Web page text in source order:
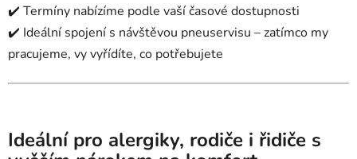
✔️ Termíny nabízíme podle vaší časové dostupnosti
✔️ Ideální spojení s návštěvou pneuservisu – zatímco my
pracujeme, vy vyřídíte, co potřebujete
Ideální pro alergiky, rodiče i řidiče s